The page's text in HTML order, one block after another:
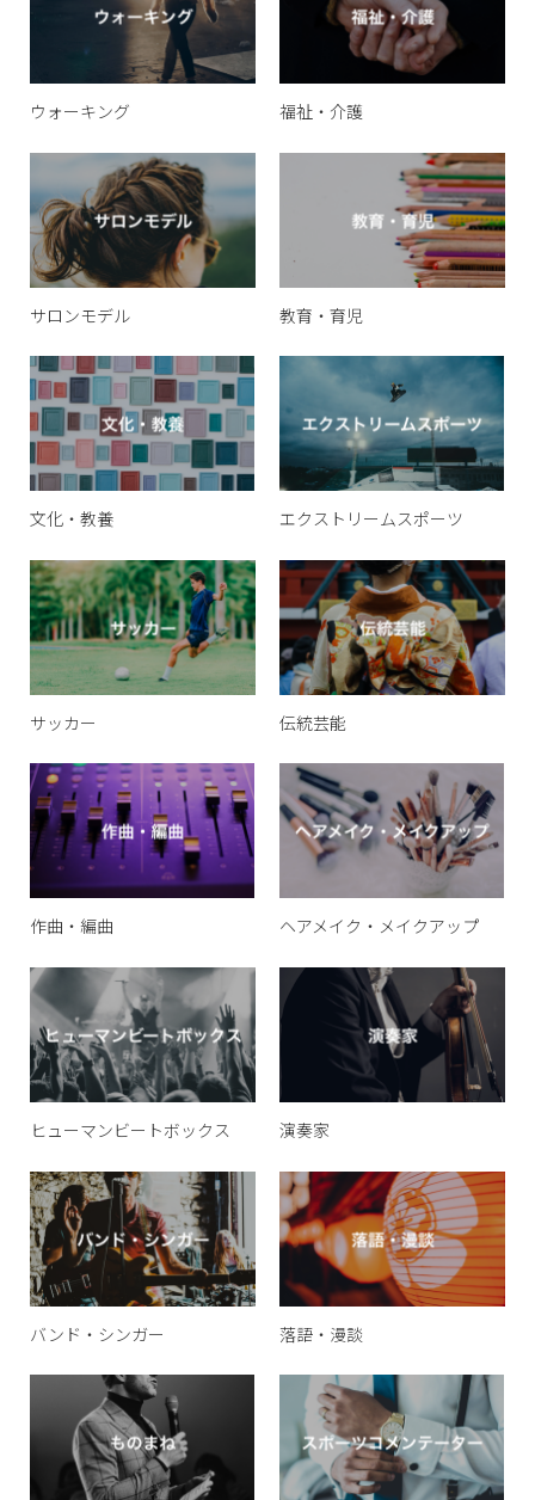
ウォーキング 福祉・介護
サロンモデル 教育・育児
文化・教養 エクストリームスポーツ
サッカー 伝統芸能
作曲・編曲 ヘアメイク・メイクアップ
ヒューマンビートボックス 演奏家
バンド・シンガー 落語・漫談